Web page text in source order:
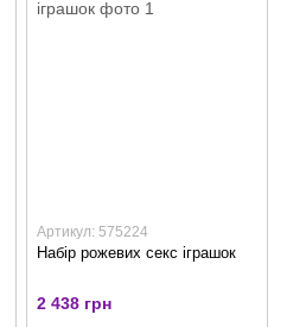
Артикул: 575224
Набір рожевих секс іграшок
2 438 грн